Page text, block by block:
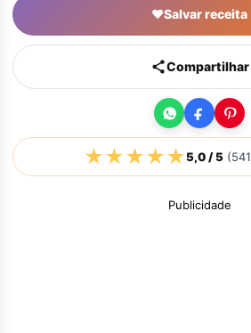
♥Salvar receita
Compartilhar
★★★★★5,0/ 5(541
Publicidade